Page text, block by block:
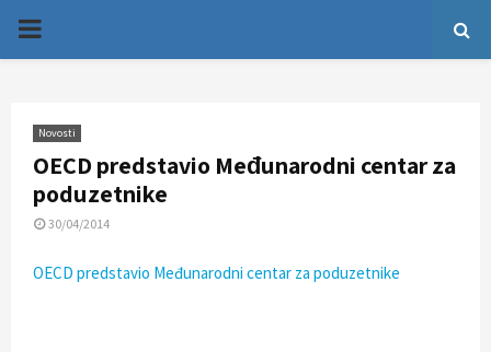
P
M
Novosti
OECD predstavio Međunarodni centar za
poduzetnike
30/04/2014
OECD predstavio Međunarodni centar za poduzetnike